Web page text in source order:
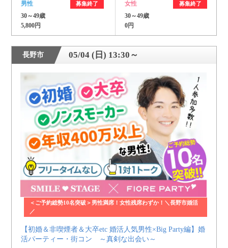
男性 募集終了
30～49歳
5,800円
女性 募集終了
30～49歳
0円
長野市 05/04 (日) 13:30～
＜ご予約総勢10名突破＞男性満席！女性残席わずか！＼長野市婚活
／
【初婚＆非喫煙者＆大卒etc 婚活人気男性×Big Party編】婚
活パーティー・街コン ～真剣な出会い～